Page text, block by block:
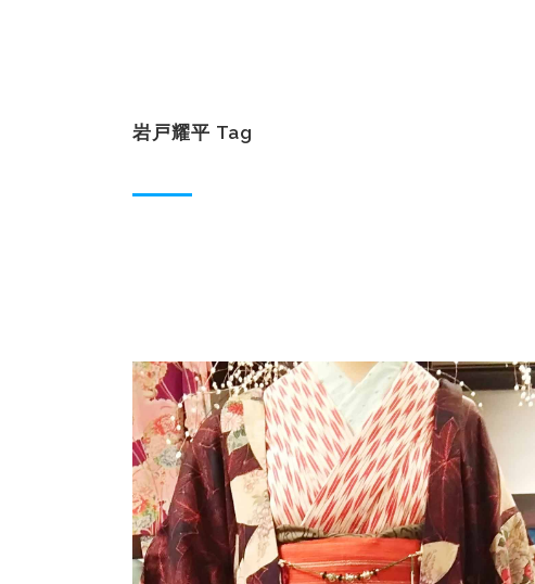
岩戸耀平 Tag